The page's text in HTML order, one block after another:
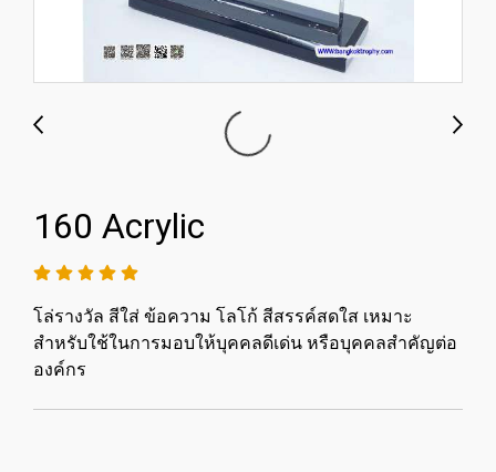
160 Acrylic
โล่รางวัล สีใส่ ข้อความ โลโก้ สีสรรค์สดใส เหมาะ
สำหรับใช้ในการมอบให้บุคคลดีเด่น หรือบุคคลสำคัญต่อ
องค์กร